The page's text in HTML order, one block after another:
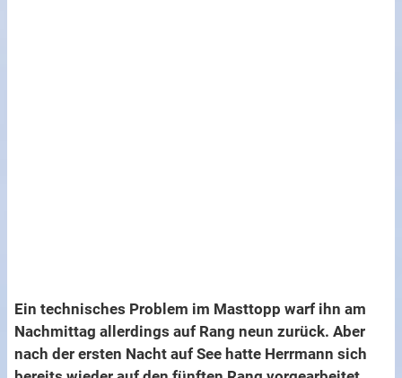
Ein technisches Problem im Masttopp warf ihn am
Nachmittag allerdings auf Rang neun zurück. Aber
nach der ersten Nacht auf See hatte Herrmann sich